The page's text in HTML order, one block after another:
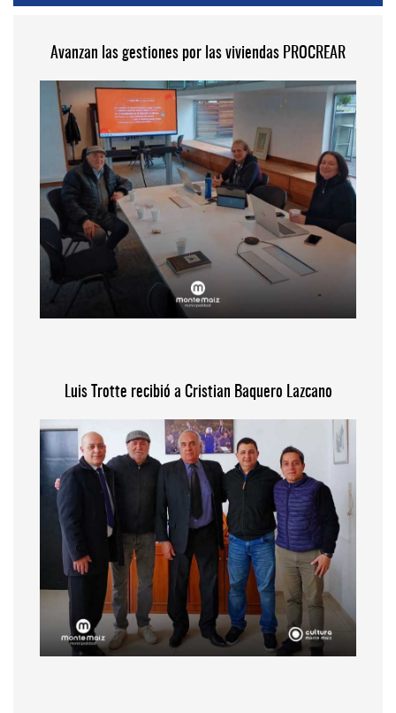
Avanzan las gestiones por las viviendas PROCREAR
Luis Trotte recibió a Cristian Baquero Lazcano